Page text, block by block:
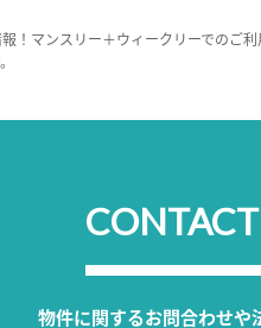
マンスリー＋ウィークリーでのご
物件に関するお問合わせや